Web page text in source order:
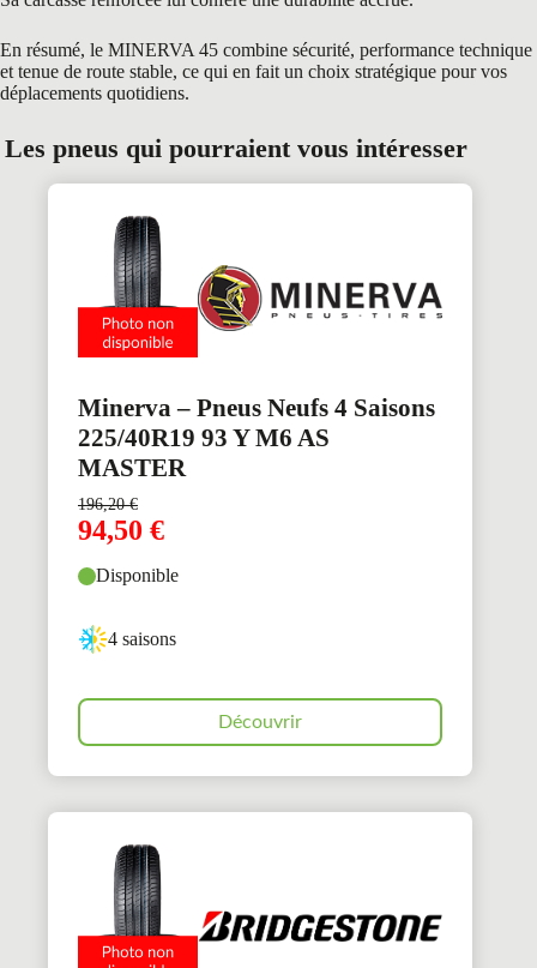
En résumé, le MINERVA 45 combine sécurité, performance technique
et tenue de route stable, ce qui en fait un choix stratégique pour vos
déplacements quotidiens.
Les pneus qui pourraient vous intéresser
Minerva – Pneus Neufs 4 Saisons
225/40R19 93 Y M6 AS
MASTER
196,20€
94,50 €
Disponible
4 saisons
Découvrir